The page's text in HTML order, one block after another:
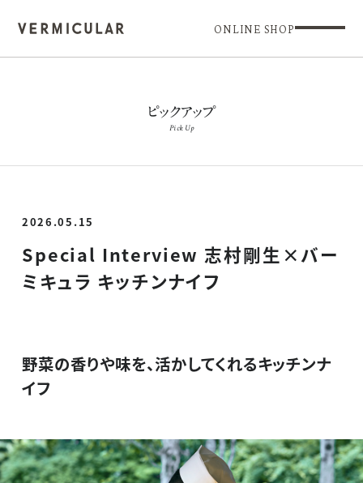
ONLINE SHOP
ピックアップ
Pick Up
2026.05.15
Special Interview 志村剛生×バー
ミキュラ キッチンナイフ
野菜の香りや味を、活かしてくれるキッチンナ
イフ